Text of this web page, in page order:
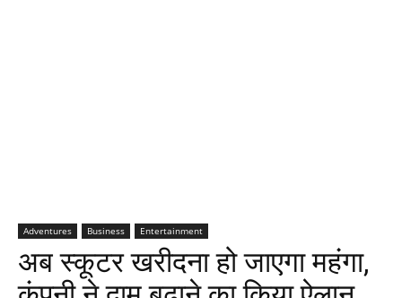
Adventures Business Entertainment
अब स्कूटर खरीदना हो जाएगा महंगा,